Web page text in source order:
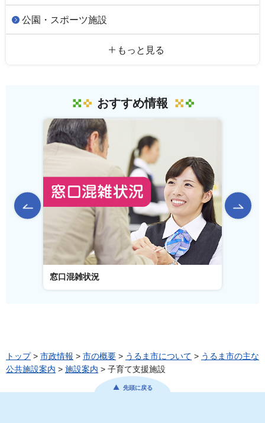
公園・スポーツ施設
もっと見る
おすすめ情報
前のスライドを表示
窓口混雑状況
トップ> 市政情報 > 市の概要 > うるま市について > うるま市の主な
公共施設案内 > 施設案内 > 子育て支援施設
先頭に戻る